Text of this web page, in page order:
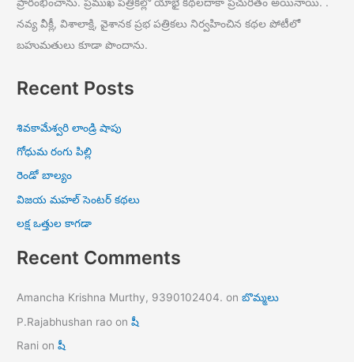
నవ్య వీక్లీ, విశాలాక్షి, వైశానక ప్రభ పత్రికలు నిర్వహించిన కథల పోటీలో
బహుమతులు కూడా పొందాను.
Recent Posts
శివకామేశ్వరి లాండ్రి షాపు
గోధుమ రంగు పిల్లి
రెండో బాల్యం
విజయ మహల్ సెంటర్ కథలు
లక్ష ఒత్తుల కాగడా
Recent Comments
Amancha Krishna Murthy, 9390102404. onబొమ్మలు
P.Rajabhushan rao onషీ
Rani onషీ